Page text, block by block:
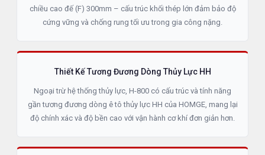
chiều cao đế (F) 300mm – cấu trúc khối thép lớn đảm bảo độ
cứng vững và chống rung tối ưu trong gia công nặng.
Thiết Kế Tương Đương Dòng Thủy Lực HH
Ngoại trừ hệ thống thủy lực, H-800 có cấu trúc và tính năng
gần tương đương dòng ê tô thủy lực HH của HOMGE, mang lại
độ chính xác và độ bền cao với vận hành cơ khí đơn giản hơn.